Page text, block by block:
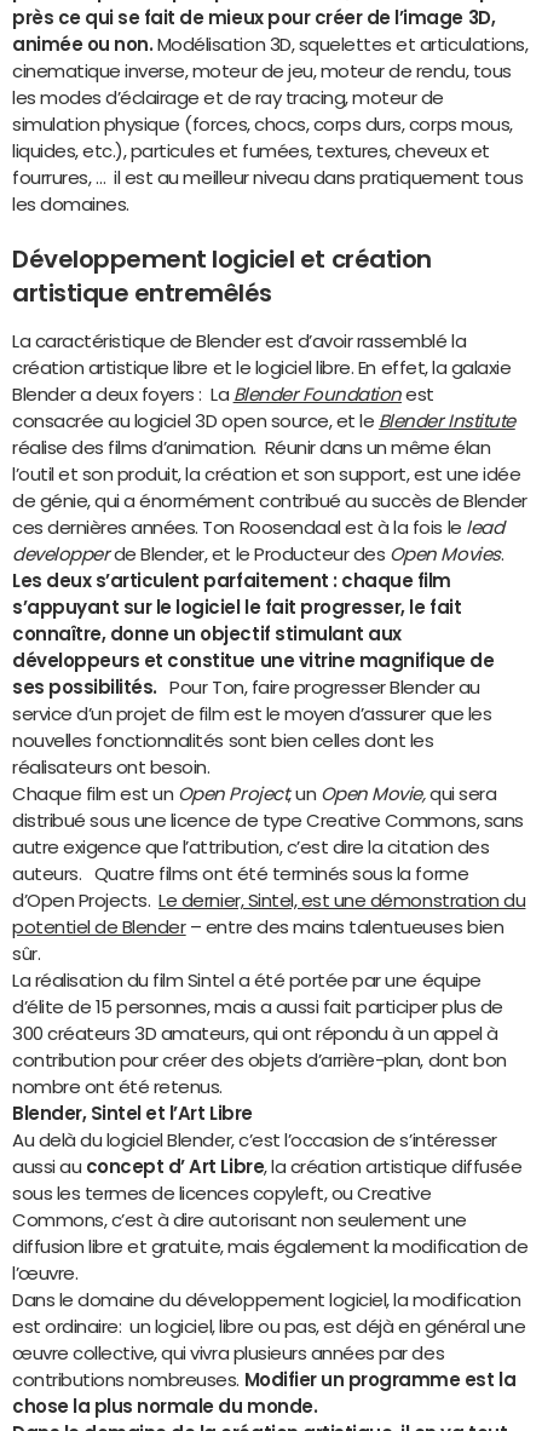
près ce qui se fait de mieux pour créer de l’image 3D,
animée ou non. Modélisation 3D, squelettes et articulations,
cinematique inverse, moteur de jeu, moteur de rendu, tous
les modes d’éclairage et de ray tracing, moteur de
simulation physique (forces, chocs, corps durs, corps mous,
liquides, etc.), particules et fumées, textures, cheveux et
fourrures, … il est au meilleur niveau dans pratiquement tous
les domaines.
Développement logiciel et création
artistique entremêlés
La caractéristique de Blender est d’avoir rassemblé la
création artistique libre et le logiciel libre. En effet, la galaxie
Blender a deux foyers : La Blender Foundationest
consacrée au logiciel 3D open source, et le Blender Institute
réalise des films d’animation. Réunir dans un même élan
l’outil et son produit, la création et son support, est une idée
de génie, qui a énormément contribué au succès de Blender
ces dernières années. Ton Roosendaal est à la fois le lead
developperde Blender, et le Producteur des Open Movies.
Les deux s’articulent parfaitement : chaque film
s’appuyant sur le logiciel le fait progresser, le fait
connaître, donne un objectif stimulant aux
développeurs et constitue une vitrine magnifique de
ses possibilités. Pour Ton, faire progresser Blender au
service d’un projet de film est le moyen d’assurer que les
nouvelles fonctionnalités sont bien celles dont les
réalisateurs ont besoin.
Chaque film est un Open Project, un Open Movie, qui sera
distribué sous une licence de type Creative Commons, sans
autre exigence que l’attribution, c’est dire la citation des
auteurs. Quatre films ont été terminés sous la forme
d’Open Projects.Le dernier, Sintel, est une démonstration du
potentiel de Blender– entre des mains talentueuses bien
sûr.
La réalisation du film Sintel a été portée par une équipe
d’élite de 15 personnes, mais a aussi fait participer plus de
300 créateurs 3D amateurs, qui ont répondu à un appel à
contribution pour créer des objets d’arrière-plan, dont bon
nombre ont été retenus.
Blender, Sintel et l’Art Libre
Au delà du logiciel Blender, c’est l’occasion de s’intéresser
aussi au concept d’ Art Libre, la création artistique diffusée
sous les termes de licences copyleft, ou Creative
Commons, c’est à dire autorisant non seulement une
diffusion libre et gratuite, mais également la modification de
l’œuvre.
Dans le domaine du développement logiciel, la modification
est ordinaire: un logiciel, libre ou pas, est déjà en général une
œuvre collective, qui vivra plusieurs années par des
contributions nombreuses. Modifier un programme est la
chose la plus normale du monde.